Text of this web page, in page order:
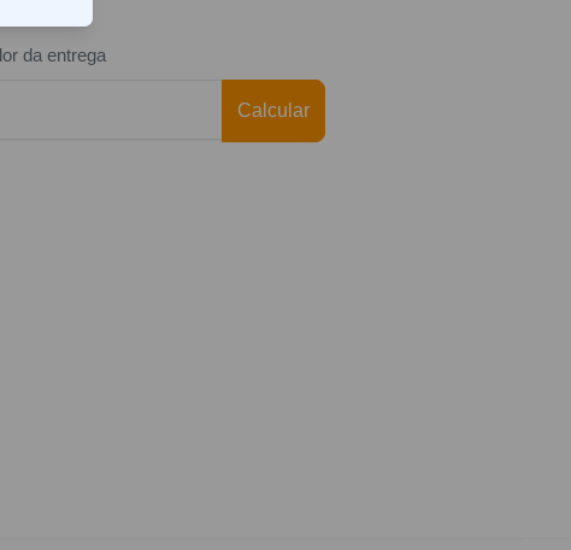
da entrega
Calcular